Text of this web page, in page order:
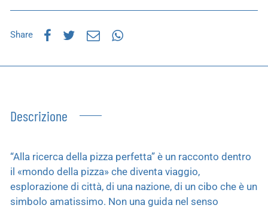
Share
Descrizione
“Alla ricerca della pizza perfetta” è un racconto dentro
il «mondo della pizza» che diventa viaggio,
esplorazione di città, di una nazione, di un cibo che è un
simbolo amatissimo. Non una guida nel senso